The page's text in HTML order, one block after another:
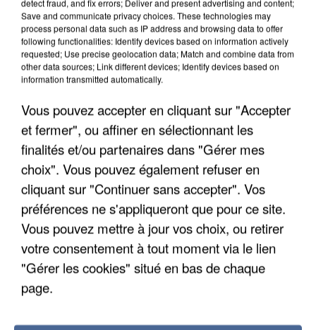
APRÈS TOUTES CES CANICULES, LES REFUGES
DE FAUNE SAUVAGE SONT...
detect fraud, and fix errors; Deliver and present advertising and content;
Save and communicate privacy choices. These technologies may
process personal data such as IP address and browsing data to offer
following functionalities: Identify devices based on information actively
requested; Use precise geolocation data; Match and combine data from
other data sources; Link different devices; Identify devices based on
information transmitted automatically.
Vous pouvez accepter en cliquant sur "Accepter
et fermer", ou affiner en sélectionnant les
finalités et/ou partenaires dans "Gérer mes
choix". Vous pouvez également refuser en
cliquant sur "Continuer sans accepter". Vos
préférences ne s'appliqueront que pour ce site.
Vous pouvez mettre à jour vos choix, ou retirer
votre consentement à tout moment via le lien
"Gérer les cookies" situé en bas de chaque
page.